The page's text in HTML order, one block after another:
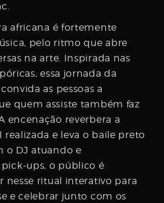
africana é fortemente
pelo ritmo que abre
na arte. Inspirada nas
essa jornada da
as pessoas a
quem assiste também faz
encenação reverbera a
realizada e leva o baile preto
o DJ atuando e
ups, o público é
nesse ritual interativo para
e celebrar junto com os